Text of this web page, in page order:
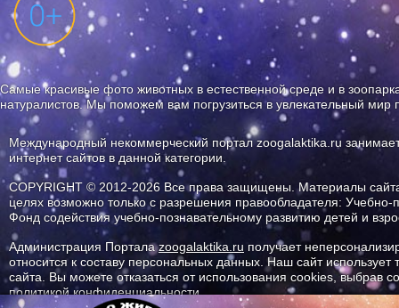
Самые красивые фото животных в естественной среде и в
натуралистов. Мы поможем вам погрузиться в увлекательный
Международный некоммерческий портал zoogalaktika.ru
интернет сайтов в данной категории.
COPYRIGHT © 2012-2026 Все права защищены. Материалы
целях возможно только с разрешения правообладателя: Учебно-
Фонд содействия учебно-познавательному развитию детей и
Администрация Порталаzoogalaktika.ru получает
относится к составу персональных данных. Наш сайт
сайта. Вы можете отказаться от использования cookies, выбрав
политикой конфиденциальности.